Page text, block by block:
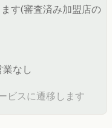
す(審査済み加盟店の
業なし
ビスに遷移します